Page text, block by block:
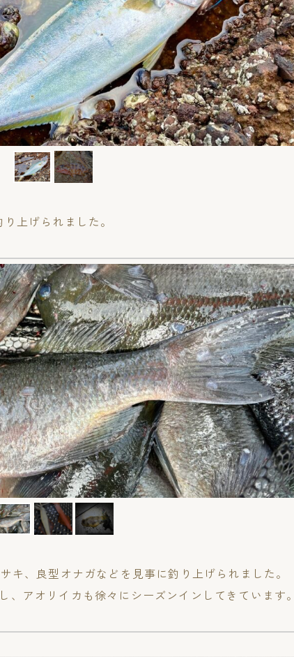
上げられました。
キ、良型オナガなどを見事に釣り上げられました。
、アオリイカも徐々にシーズンインしてきています。